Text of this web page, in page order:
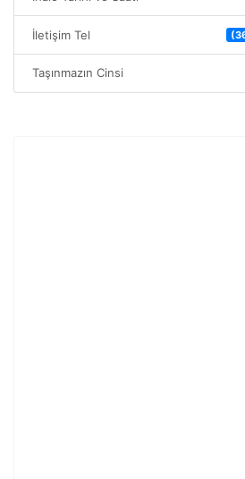
İletişim Tel
Taşınmazın Cinsi